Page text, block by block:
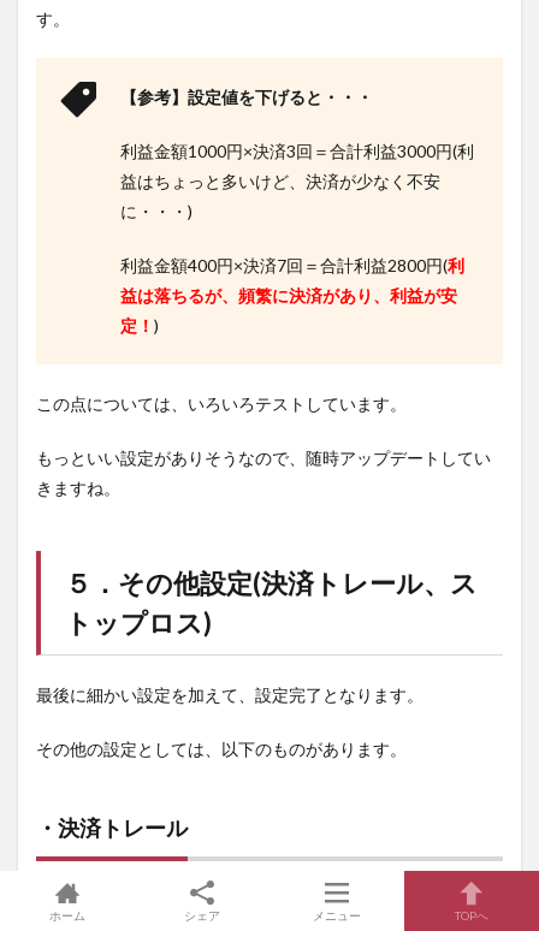
す。
【参考】設定値を下げると・・・
利益金額1000円×決済3回＝合計利益3000円(利
益はちょっと多いけど、決済が少なく不安
に・・・)
利益金額400円×決済7回＝合計利益2800円(利
益は落ちるが、頻繁に決済があり、利益が安
定！ )
この点については、いろいろテストしています。
もっといい設定がありそうなので、随時アップデートしてい
きますね。
５．その他設定(決済トレール、ス
トップロス)
最後に細かい設定を加えて、設定完了となります。
その他の設定としては、以下のものがあります。
・決済トレール
決済トレールとは、
先に設定した利益金額からさらに利益を
ホーム シェア メニュー TOPへ